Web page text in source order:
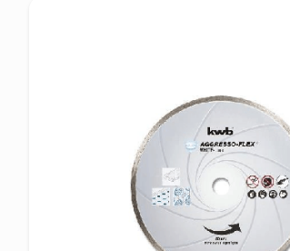
italia
lucidatrice
elenco
pattumiera
asciuga capelli